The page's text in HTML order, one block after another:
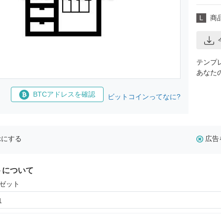
BTCアドレスを確認 ビットコインってなに?
L 商
テンプ
あなた
する 広告
ついて
ット